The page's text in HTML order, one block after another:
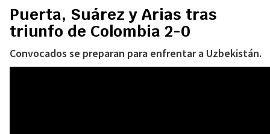
Puerta, Suárez y Arias tras
triunfo de Colombia 2-0
Convocados se preparan para enfrentar a Uzbekistán.